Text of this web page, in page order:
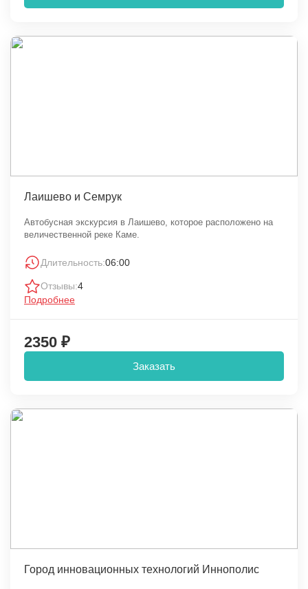
Лаишево и Семрук
Автобусная экскурсия в Лаишево, которое расположено на
величественной реке Каме.
Длительность:06:00
Отзывы:4
Подробнее
2350 ₽
Заказать
Город инновационных технологий Иннополис